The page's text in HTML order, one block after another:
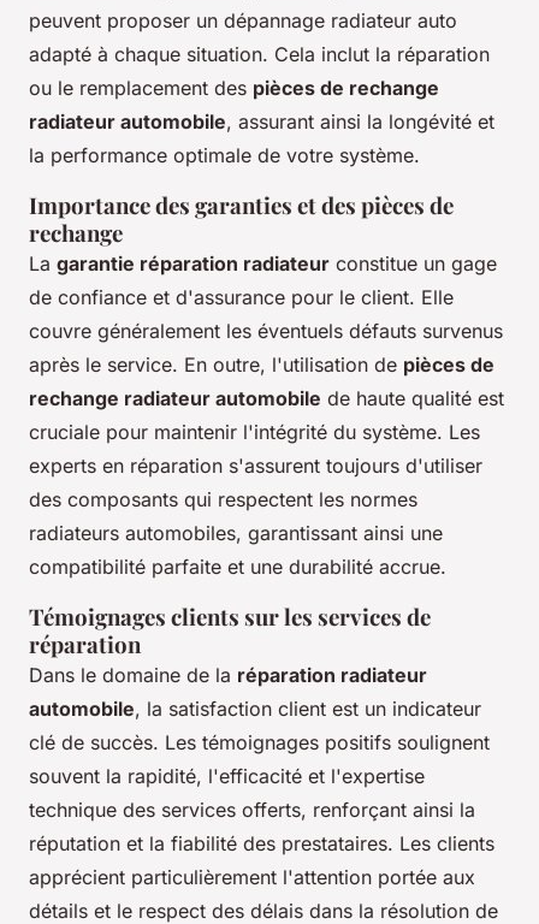
peuvent proposer un dépannage radiateur auto
adapté à chaque situation. Cela inclut la réparation
ou le remplacement des pièces de rechange
radiateur automobile, assurant ainsi la longévité et
la performance optimale de votre système.
Importance des garanties et des pièces de
rechange
La garantie réparation radiateur constitue un gage
de confiance et d'assurance pour le client. Elle
couvre généralement les éventuels défauts survenus
après le service. En outre, l'utilisation de pièces de
rechange radiateur automobile de haute qualité est
cruciale pour maintenir l'intégrité du système. Les
experts en réparation s'assurent toujours d'utiliser
des composants qui respectent les normes
radiateurs automobiles, garantissant ainsi une
compatibilité parfaite et une durabilité accrue.
Témoignages clients sur les services de
réparation
Dans le domaine de la réparation radiateur
automobile, la satisfaction client est un indicateur
clé de succès. Les témoignages positifs soulignent
souvent la rapidité, l'efficacité et l'expertise
technique des services offerts, renforçant ainsi la
réputation et la fiabilité des prestataires. Les clients
apprécient particulièrement l'attention portée aux
détails et le respect des délais dans la résolution de